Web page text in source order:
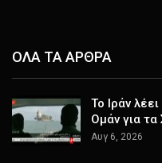
ΟΛΑ ΤΑ ΑΡΘΡΑ
Το Ιράν
Ομάν για
Αυγ 6, 2026